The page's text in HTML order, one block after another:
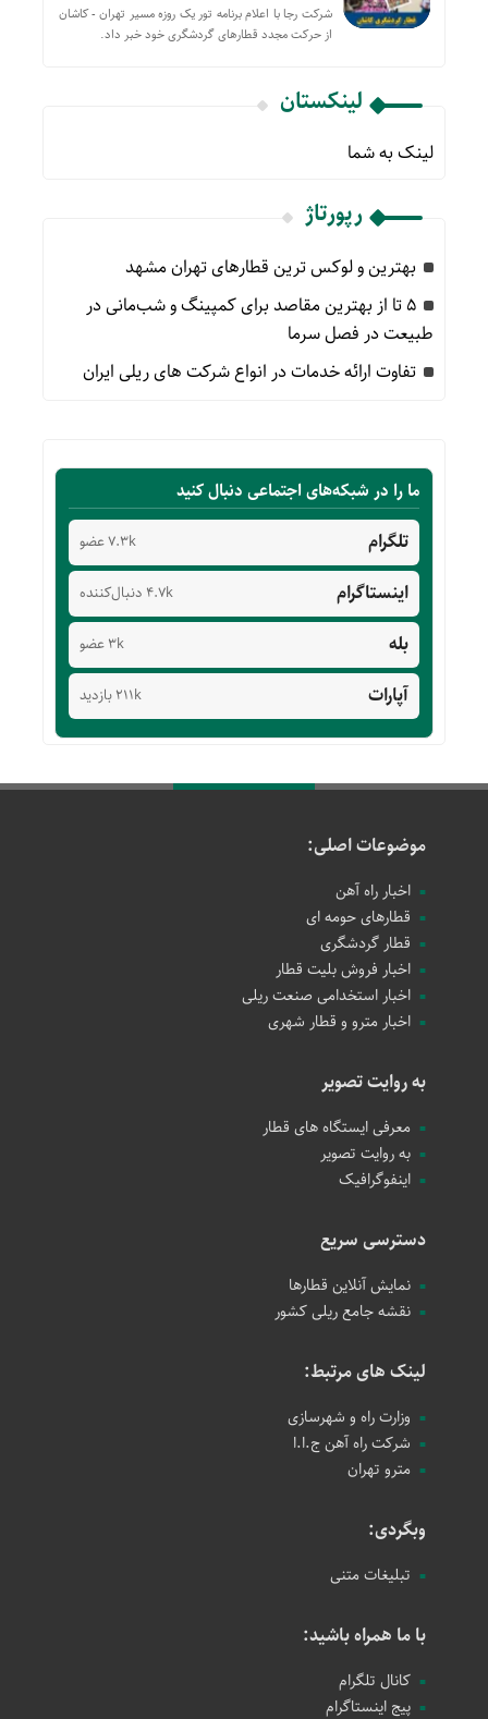
شرکت رجا با اعلام برنامه تور یک روزه مسیر تهران - کاشان
از حركت مجدد قطارهای گردشگری خود خبر داد.
لینکستان
لینک به شما
رپورتاژ
بهترین و لوکس ترین قطارهای تهران مشهد
۵ تا از بهترین مقاصد برای کمپینگ و شب‌مانی در
طبیعت در فصل سرما
تفاوت ارائه خدمات در انواع شرکت های ریلی ایران
ما را در شبکه‌های اجتماعی دنبال کنید
تلگرام 7.3k عضو
اینستاگرام 4.7k دنبال‌کننده
بله 3k عضو
آپارات 211k بازدید
موضوعات اصلی:
اخبار راه آهن
قطارهای حومه ای
قطار گردشگری
اخبار فروش بلیت قطار
اخبار استخدامی صنعت ریلی
اخبار مترو و قطار شهری
به روایت تصویر
معرفی ایستگاه های قطار
به روایت تصویر
اینفوگرافیک
دسترسی سریع
نمایش آنلاین قطارها
نقشه جامع ریلی کشور
لینک های مرتبط:
وزارت راه و شهرسازی
شرکت راه آهن ج.ا.ا
مترو تهران
وبگردی:
تبلیغات متنی
با ما همراه باشید:
کانال تلگرام
پیج اینستاگرام